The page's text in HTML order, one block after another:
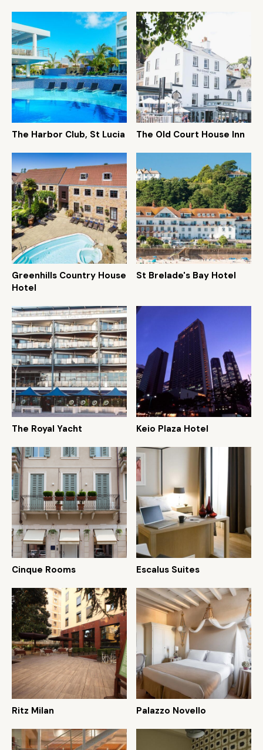
The Harbor Club, St Lucia The Old Court House Inn
Greenhills Country House
Hotel
St Brelade's Bay Hotel
The Royal Yacht Keio Plaza Hotel
Cinque Rooms Escalus Suites
Ritz Milan Palazzo Novello